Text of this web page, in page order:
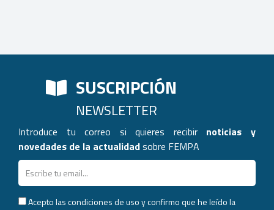
SUSCRIPCIÓN
NEWSLETTER
Introduce tu correo si quieres recibir noticias y
novedades de la actualidadsobre FEMPA
Acepto las condiciones de uso y confirmo que he leído la